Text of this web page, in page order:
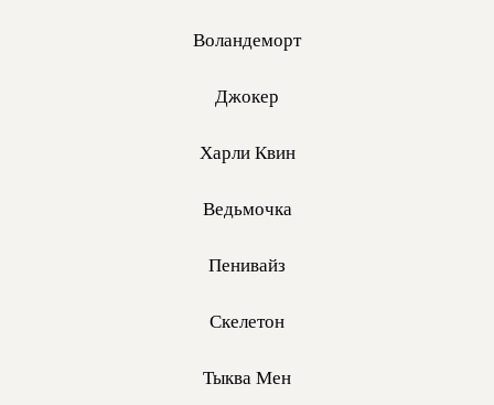
Воландеморт
Джокер
Харли Квин
Ведьмочка
Пенивайз
Скелетон
Тыква Мен